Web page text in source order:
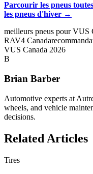
Parcourir les pneus
les pneus d'hiver →
meilleurs pneus pour VUS
RAV4 Canada
VUS Canada 2026
B
Brian Barber
Automotive experts at
wheels, and vehicle
decisions.
Related Articles
Tires